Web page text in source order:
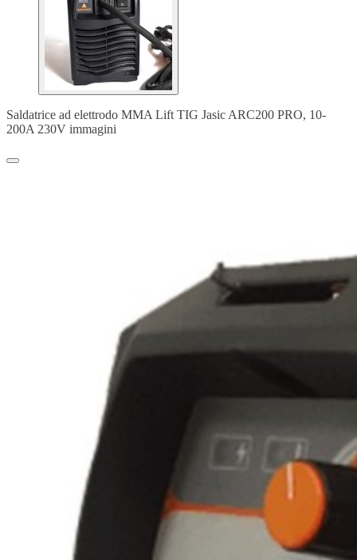
Saldatrice ad elettrodo MMA Lift TIG Jasic ARC200 PRO, 10-
200A 230V immagini